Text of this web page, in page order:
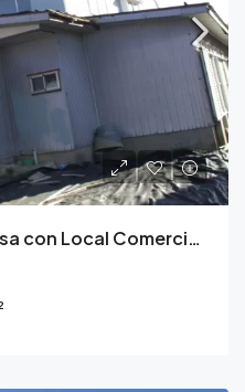
Comercial en Esquina, Vive y Emprende en el Corazón de Soneda.